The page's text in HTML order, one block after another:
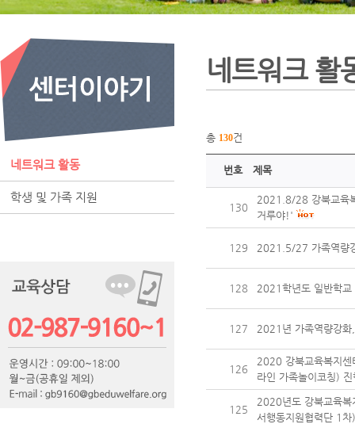
네트워크 활동
학생 및 가족 지원
네트워크 활
총 130건
번호 제목
130
2021.8/28 강북교육
거루야!'
129 2021.5/27 가족역량
128 2021학년도 일반학교
127 2021년 가족역량강화
126
2020 강북교육복지센
라인 가족놀이코칭) 진
125
2020년도 강북교육복
서행동지원협력단 1차)